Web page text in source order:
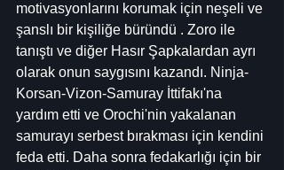
motivasyonlarını korumak için neşeli ve
şanslı bir kişiliğe büründü . Zoro ile
tanıştı ve diğer Hasır Şapkalardan ayrı
olarak onun saygısını kazandı. Ninja-
Korsan-Vizon-Samuray İttifakı'na
yardım etti ve Orochi'nin yakalanan
samurayı serbest bırakması için kendini
feda etti. Daha sonra fedakarlığı için bir